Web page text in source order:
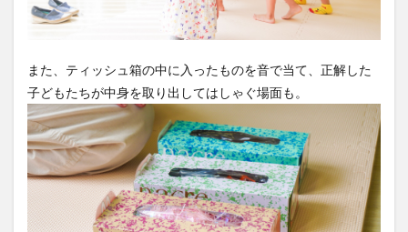
また、ティッシュ箱の中に入ったものを音で当て、正解した
子どもたちが中身を取り出してはしゃぐ場面も。